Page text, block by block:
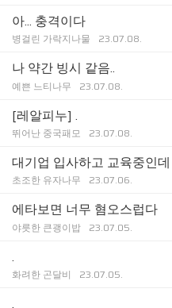
아... 충격이다
병걸린 가락지나물 23.07.08.
나 약간 빙시 같음..
예쁜 느티나무 23.07.08.
[레알피누] .
뛰어난 중국패모 23.07.08.
대기업 입사하고 교육중인데
초조한 유자나무 23.07.06.
에타보면 너무 혐오스럽다
야릇한 큰괭이밥 23.07.05.
.
화려한 곤달비 23.07.05.